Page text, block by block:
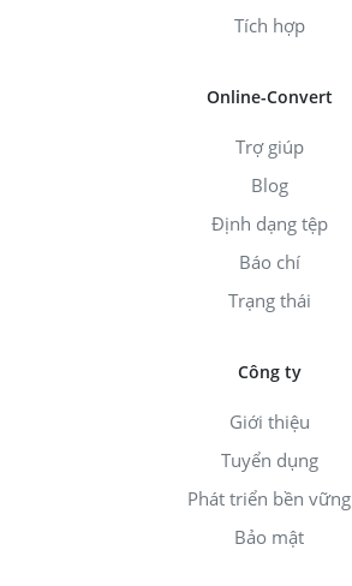
Tích hợp
Online-Convert
Trợ giúp
Blog
Định dạng tệp
Báo chí
Trạng thái
Công ty
Giới thiệu
Tuyển dụng
Phát triển bền vững
Bảo mật